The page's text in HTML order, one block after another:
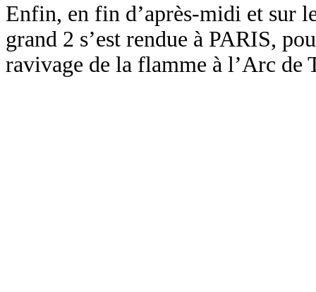
Enfin, en fin d’après-midi et sur
grand 2 s’est rendue à PARIS,
ravivage de la flamme à l’Arc de